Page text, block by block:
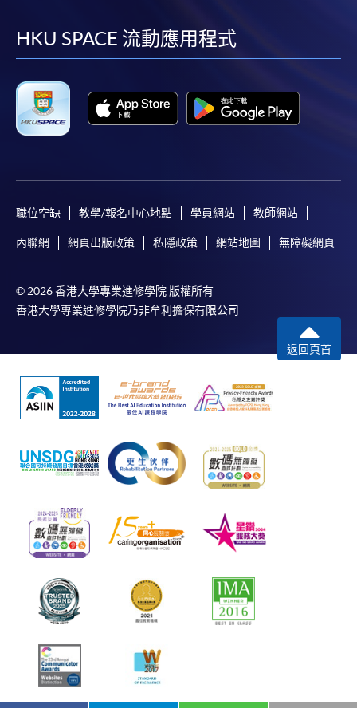
facebook
youtube
linkedin
HKU SPACE 流動應用程式
職位空缺 教學/報名中心地點 學員網站 教師網站
內聯網 網頁出版政策 私隱政策 網站地圖 無障礙網頁
© 2026 香港大學專業進修學院 版權所有
香港大學專業進修學院乃非牟利擔保有限公司
返回頁首